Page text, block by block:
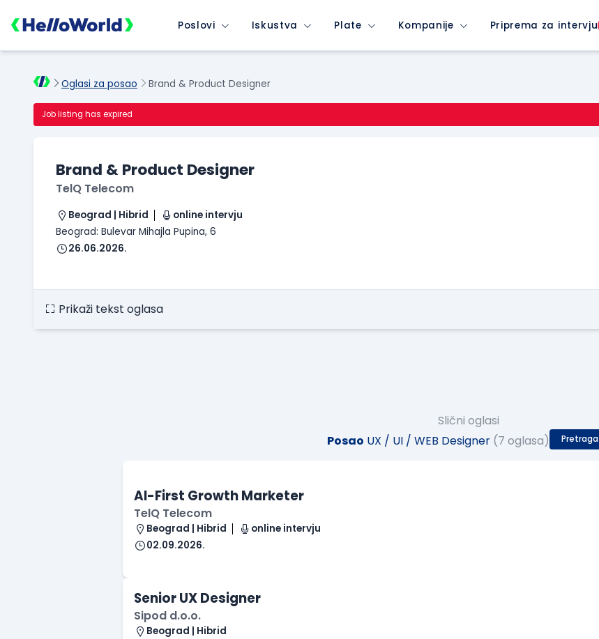
Poslovi Iskustva Plate Kompanije Priprema za intervju
Oglasi za posao Brand & Product Designer
Job listing has expired
Brand & Product Designer
TelQ Telecom
Beograd | Hibrid
online intervju
Beograd: Bulevar Mihajla Pupina, 6
26.06.2026.
Prikaži tekst oglasa
Slični oglasi
Posao UX / UI / WEB Designer (7 oglasa) Pretraga
AI-First Growth Marketer
TelQ Telecom
Beograd | Hibrid
online intervju
02.09.2026.
Senior UX Designer
Sipod d.o.o.
Beograd | Hibrid